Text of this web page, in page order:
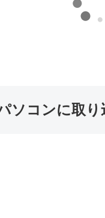
ソコンに取